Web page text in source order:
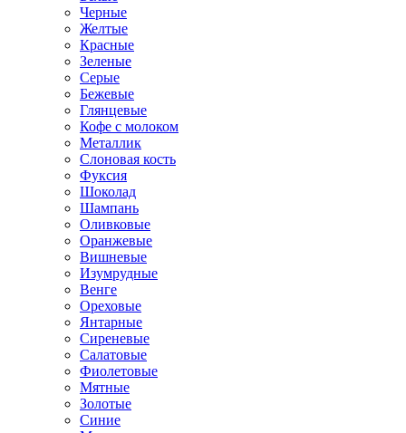
Черные
Желтые
Красные
Зеленые
Серые
Бежевые
Глянцевые
Кофе с молоком
Металлик
Слоновая кость
Фуксия
Шоколад
Шампань
Оливковые
Оранжевые
Вишневые
Изумрудные
Венге
Ореховые
Янтарные
Сиреневые
Салатовые
Фиолетовые
Мятные
Золотые
Синие